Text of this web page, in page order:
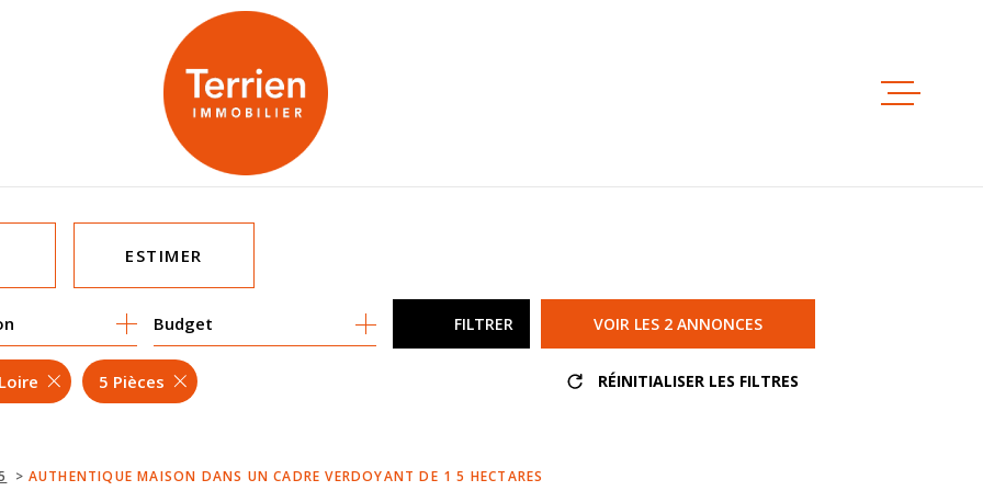
PRO
ESTIMER
Budget FILTRER VOIR LES 2 ANNONCES
5 Pièces RÉINITIALISER LES FILTRES
AUTHENTIQUE MAISON DANS UN CADRE VERDOYANT DE 1 5 HECTARES